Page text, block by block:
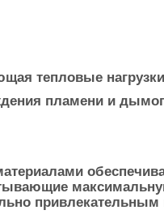
тепловые
пламени и
привлекательным